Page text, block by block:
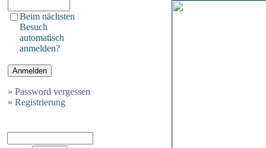
Beim nächsten
Besuch
automatisch
anmelden?
» Password vergessen
» Registrierung